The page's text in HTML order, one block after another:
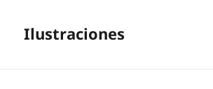
Ilustraciones